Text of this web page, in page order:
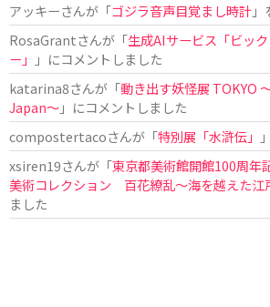
アッキーさんが「ゴジラ音声目覚まし時計
RosaGrantさんが「生成AIサービス「ビッ
ー」
」にコメントしました
katarina8さんが「動き出す妖怪展
Japan〜」にコメントしました
compostertacoさんが「特別展「水滸伝」
xsiren19さんが「東京都美術館開館100周
美術コレクション 百花繚乱～海を越えた江
ました